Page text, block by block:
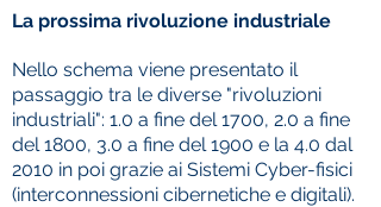
La prossima rivoluzione industriale
Nello schema viene presentato il
passaggio tra le diverse "rivoluzioni
industriali": 1.0 a fine del 1700, 2.0 a fine
del 1800, 3.0 a fine del 1900 e la 4.0 dal
2010 in poi grazie ai Sistemi Cyber-fisici
(interconnessioni cibernetiche e digitali).